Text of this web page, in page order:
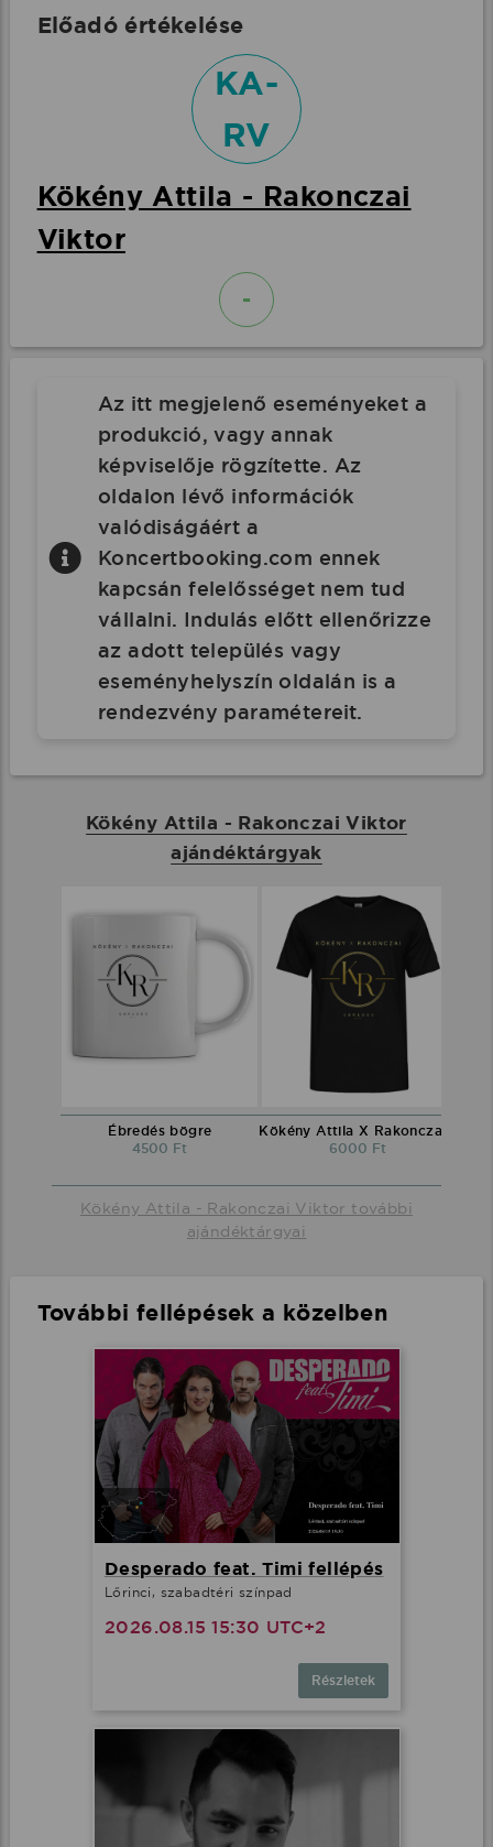
Előadó értékelése
KA-
RV
Kökény Attila - Rakonczai
Viktor
-
Az itt megjelenő eseményeket a
produkció, vagy annak
képviselője rögzítette. Az
oldalon lévő információk
valódiságáért a
Koncertbooking.com ennek
kapcsán felelősséget nem tud
vállalni. Indulás előtt ellenőrizze
az adott település vagy
eseményhelyszín oldalán is a
rendezvény paramétereit.
Kökény Attila - Rakonczai Viktor
ajándéktárgyak
Ébredés bögre
4500 Ft
6000 Ft
Kökény Attila - Rakonczai Viktor további
ajándéktárgyai
További fellépések a közelben
Desperado feat. Timi fellépés
Lőrinci, szabadtéri színpad
2026.08.15 15:30 UTC+2
Részletek